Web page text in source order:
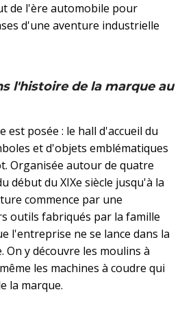
de l'ère automobile pour
d'une aventure industrielle
l'histoire de la marque au
est posée : le hall d'accueil du
et d'objets emblématiques
Organisée autour de quatre
début du XIXe siècle jusqu'à la
commence par une
outils fabriqués par la famille
l'entreprise ne se lance dans la
y découvre les moulins à
les machines à coudre qui
la marque.